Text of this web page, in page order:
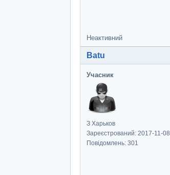
Неактивний
Batu
Учасник
З Харьков
Зареєстрований: 2017-11-08
Повідомлень: 301